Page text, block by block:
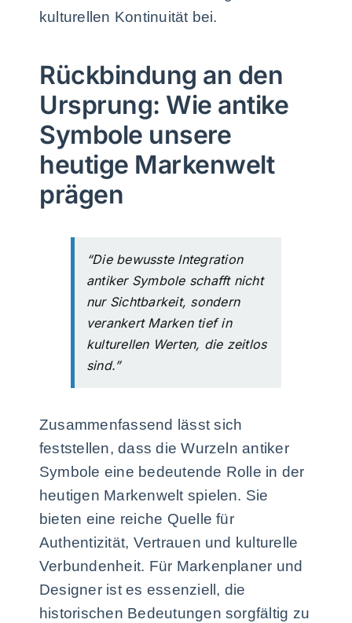
kulturellen Kontinuität bei.
Rückbindung an den
Ursprung: Wie antike
Symbole unsere
heutige Markenwelt
prägen
“Die bewusste Integration
antiker Symbole schafft nicht
nur Sichtbarkeit, sondern
verankert Marken tief in
kulturellen Werten, die zeitlos
sind.”
Zusammenfassend lässt sich
feststellen, dass die Wurzeln antiker
Symbole eine bedeutende Rolle in der
heutigen Markenwelt spielen. Sie
bieten eine reiche Quelle für
Authentizität, Vertrauen und kulturelle
Verbundenheit. Für Markenplaner und
Designer ist es essenziell, die
historischen Bedeutungen sorgfältig zu